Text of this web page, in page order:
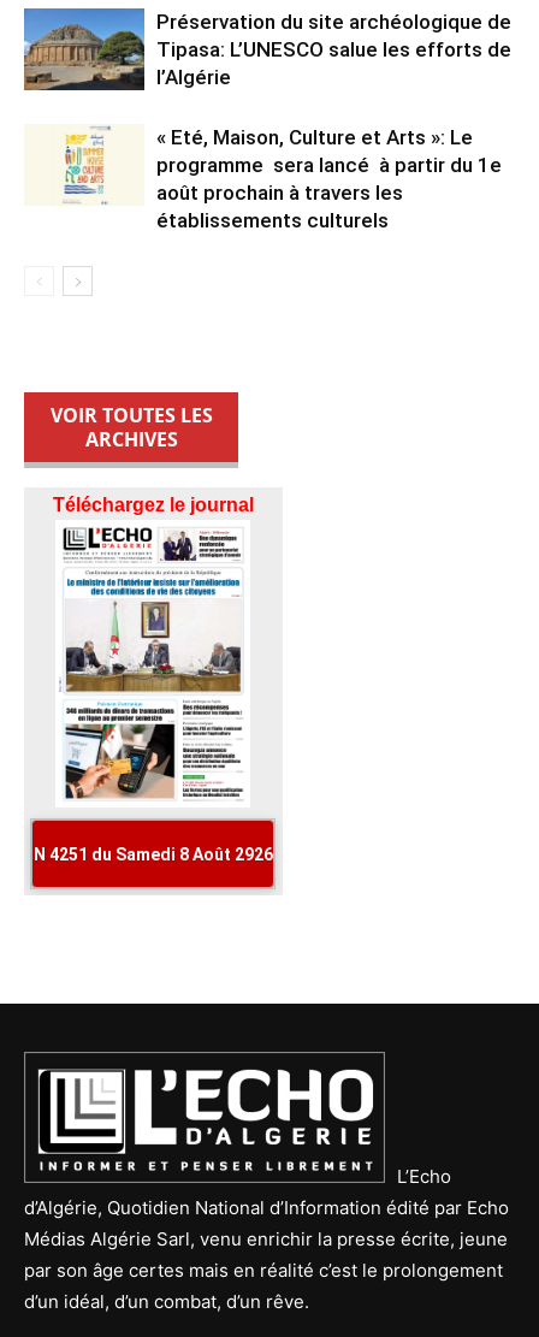
Préservation du site archéologique de
Tipasa: L’UNESCO salue les efforts de
l’Algérie
« Eté, Maison, Culture et Arts »: Le
programme sera lancé à partir du 1e
août prochain à travers les
établissements culturels
VOIR TOUTES LES
ARCHIVES
L’Echo
d’Algérie, Quotidien National d’Information édité par Echo
Médias Algérie Sarl, venu enrichir la presse écrite, jeune
par son âge certes mais en réalité c’est le prolongement
d’un idéal, d’un combat, d’un rêve.